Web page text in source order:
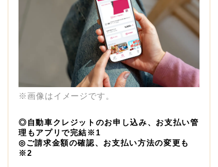
※画像はイメージです。
◎自動車クレジットのお申し込み、お支払い管
理もアプリで完結※1
◎ご請求金額の確認、お支払い方法の変更も
※2